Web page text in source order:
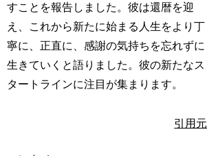
すことを報告しました。彼は還暦を迎
え、これから新たに始まる人生をより丁
寧に、正直に、感謝の気持ちを忘れずに
生きていくと語りました。彼の新たなス
タートラインに注目が集まります。
引用元